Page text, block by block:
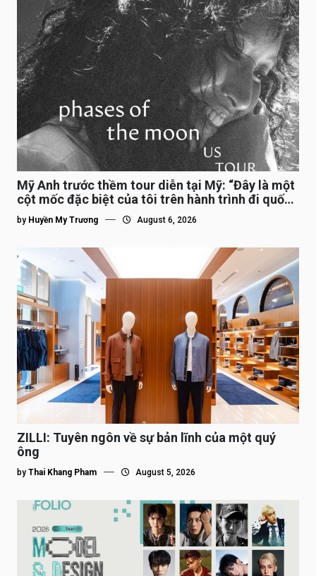
Mỹ Anh trước thềm tour diễn tại Mỹ: “Đây là một
cột mốc đặc biệt của tôi trên hành trình đi quốc
tế”
by Huyền My Trương August 6, 2026
ZILLI: Tuyên ngôn về sự bản lĩnh của một quý
ông
by Thai Khang Pham August 5, 2026